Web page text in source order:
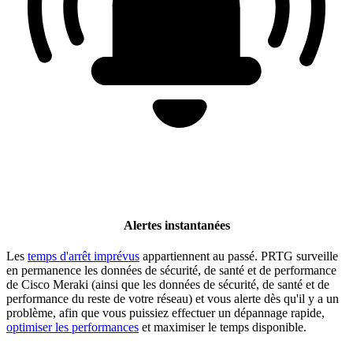
Alertes instantanées
Les temps d'arrêt imprévus appartiennent au passé. PRTG surveille
en permanence les données de sécurité, de santé et de performance
de Cisco Meraki (ainsi que les données de sécurité, de santé et de
performance du reste de votre réseau) et vous alerte dès qu'il y a un
problème, afin que vous puissiez effectuer un dépannage rapide,
optimiser les performances et maximiser le temps disponible.